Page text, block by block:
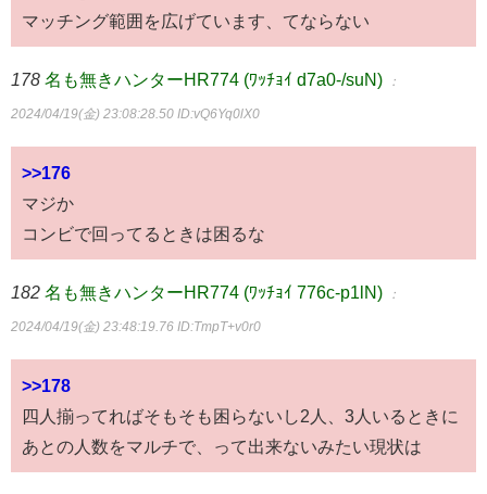
マッチング範囲を広げています、てならない
178 名も無きハンターHR774 (ﾜｯﾁｮｲ d7a0-/suN) ：
2024/04/19(金) 23:08:28.50 ID:vQ6Yq0lX0
>>176
マジか
コンビで回ってるときは困るな
182 名も無きハンターHR774 (ﾜｯﾁｮｲ 776c-p1lN) ：
2024/04/19(金) 23:48:19.76 ID:TmpT+v0r0
>>178
四人揃ってればそもそも困らないし2人、3人いるときに
あとの人数をマルチで、って出来ないみたい現状は